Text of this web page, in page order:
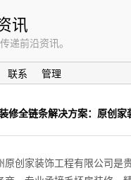
讯
递前沿资讯。
联系 管理
修全链条解决方案：原创
原创家装饰工程有限公司是